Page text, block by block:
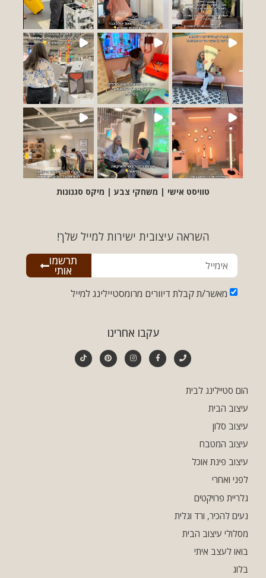
גלריית פרויקטים
נעים להכיר, ורד וגלית
מסלולי עיצוב הבית
בואו לעצב איתי
בלוג
הום סטיילינג לבית
עיצוב הבית
עיצוב סלון
עיצוב המטבח
עיצוב פינת אוכל
לפני ואחרי
השראה עיצובית ישירות למייל שלך!
מאשר/ת קבלת דיוורים מרומסטיילינג למייל
תרשמו
אותי
עקבו אחרינו
טוויסט אישי | משחקי צבע | מיקס סגנונות